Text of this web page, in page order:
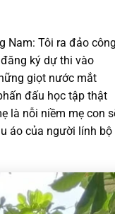
Nam: Tôi ra đảo
ký dự thi vào
giọt nước mắt
đấu học tập thật
là nỗi niềm mẹ con
áo của người lính bộ